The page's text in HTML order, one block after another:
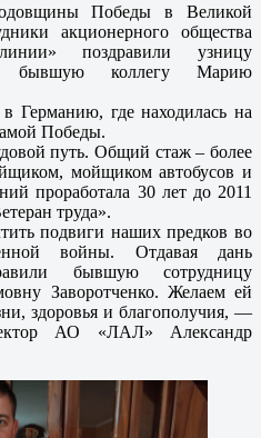
Победы в Великой
акционерного общества
поздравили узницу
бывшую коллегу Марию
Германию, где находилась на
Победы.
путь. Общий стаж – более
мойщиком автобусов и
проработала 30 лет до 2011
труда».
подвиги наших предков во
войны. Отдавая дань
бывшую сотрудницу
Заворотченко. Желаем ей
здоровья и благополучия, —
АО «ЛАЛ» Александр